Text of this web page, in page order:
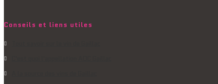
Conseils et liens utiles